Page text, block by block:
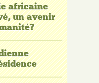
africaine
un avenir